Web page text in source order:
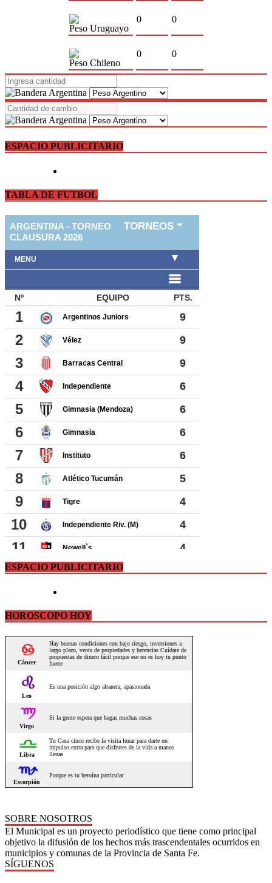
Peso Uruguayo
0 0
Peso Chileno
0 0
ESPACIO PUBLICITARIO
TABLA DE FUTBOL
ESPACIO PUBLICITARIO
HOROSCOPO HOY
SOBRE NOSOTROS
El Municipal es un proyecto periodístico que tiene como principal
objetivo la difusión de los hechos más trascendentales ocurridos en
municipios y comunas de la Provincia de Santa Fe.
SÍGUENOS